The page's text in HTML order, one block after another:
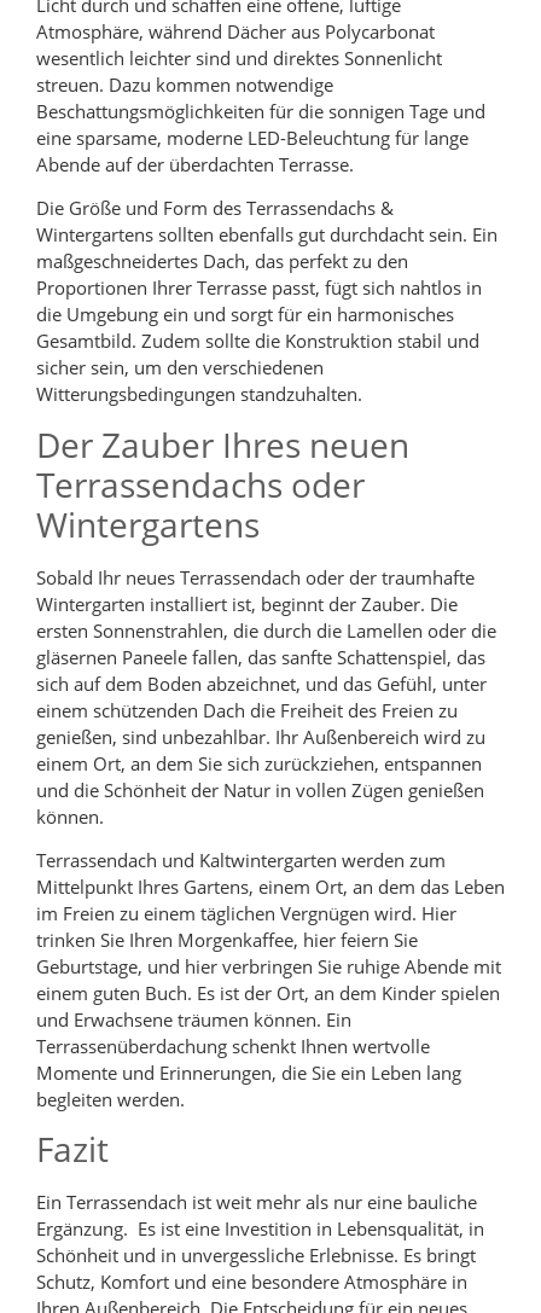
Atmosphäre, während Dächer aus Polycarbonat
wesentlich leichter sind und direktes Sonnenlicht
streuen. Dazu kommen notwendige
Beschattungsmöglichkeiten für die sonnigen Tage und
eine sparsame, moderne LED-Beleuchtung für lange
Abende auf der überdachten Terrasse.
Die Größe und Form des Terrassendachs &
Wintergartens sollten ebenfalls gut durchdacht sein. Ein
maßgeschneidertes Dach, das perfekt zu den
Proportionen Ihrer Terrasse passt, fügt sich nahtlos in
die Umgebung ein und sorgt für ein harmonisches
Gesamtbild. Zudem sollte die Konstruktion stabil und
sicher sein, um den verschiedenen
Witterungsbedingungen standzuhalten.
Der Zauber Ihres neuen
Terrassendachs oder
Wintergartens
Sobald Ihr neues Terrassendach oder der traumhafte
Wintergarten installiert ist, beginnt der Zauber. Die
ersten Sonnenstrahlen, die durch die Lamellen oder die
gläsernen Paneele fallen, das sanfte Schattenspiel, das
sich auf dem Boden abzeichnet, und das Gefühl, unter
einem schützenden Dach die Freiheit des Freien zu
genießen, sind unbezahlbar. Ihr Außenbereich wird zu
einem Ort, an dem Sie sich zurückziehen, entspannen
und die Schönheit der Natur in vollen Zügen genießen
können.
Terrassendach und Kaltwintergarten werden zum
Mittelpunkt Ihres Gartens, einem Ort, an dem das Leben
im Freien zu einem täglichen Vergnügen wird. Hier
trinken Sie Ihren Morgenkaffee, hier feiern Sie
Geburtstage, und hier verbringen Sie ruhige Abende mit
einem guten Buch. Es ist der Ort, an dem Kinder spielen
und Erwachsene träumen können. Ein
Terrassenüberdachung schenkt Ihnen wertvolle
Momente und Erinnerungen, die Sie ein Leben lang
begleiten werden.
Fazit
Ein Terrassendach ist weit mehr als nur eine bauliche
Ergänzung. Es ist eine Investition in Lebensqualität, in
Schönheit und in unvergessliche Erlebnisse. Es bringt
Schutz, Komfort und eine besondere Atmosphäre in